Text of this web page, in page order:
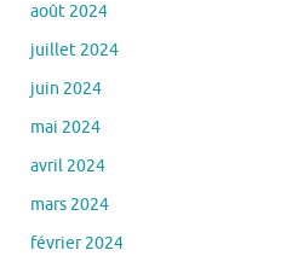
août 2024
juillet 2024
juin 2024
mai 2024
avril 2024
mars 2024
février 2024